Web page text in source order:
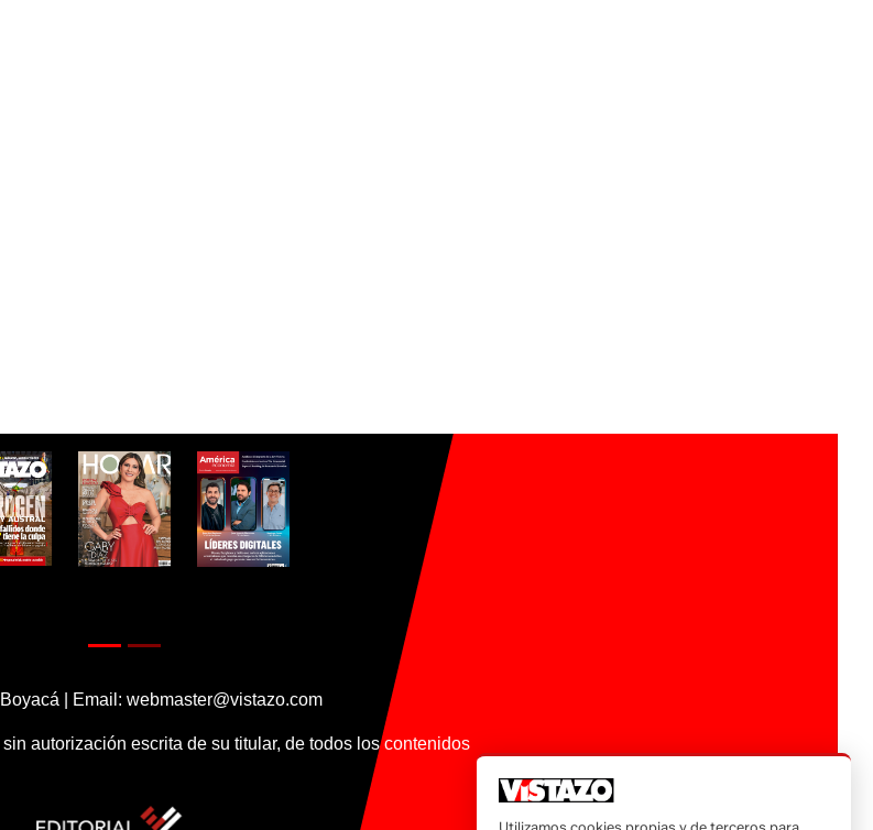
| Email: webmaster@vistazo.com
autorización escrita de su titular, de todos los contenidos